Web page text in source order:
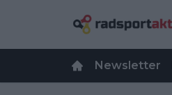
Newsletter